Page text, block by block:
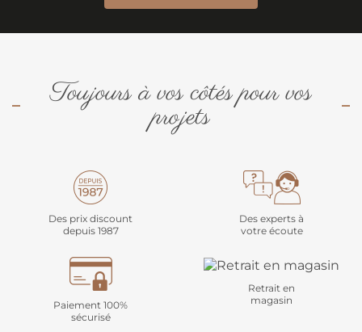
Toujours à vos côtés pour vos
projets
Des prix discount
depuis 1987
Des experts à
votre écoute
Paiement 100%
sécurisé
Retrait en
magasin